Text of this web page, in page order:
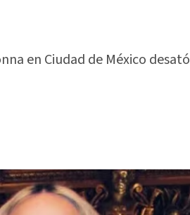
en Ciudad de México desató